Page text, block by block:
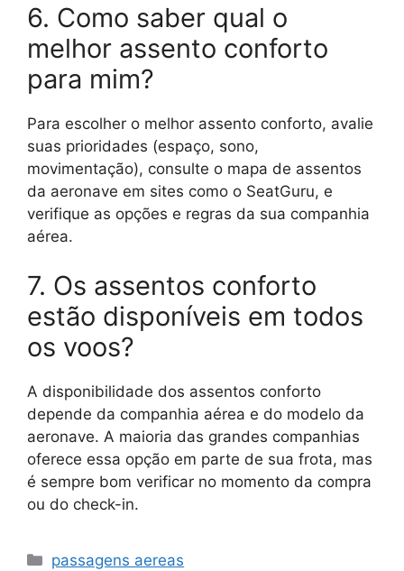
6. Como saber qual o
melhor assento conforto
para mim?
Para escolher o melhor assento conforto, avalie
suas prioridades (espaço, sono,
movimentação), consulte o mapa de assentos
da aeronave em sites como o SeatGuru, e
verifique as opções e regras da sua companhia
aérea.
7. Os assentos conforto
estão disponíveis em todos
os voos?
A disponibilidade dos assentos conforto
depende da companhia aérea e do modelo da
aeronave. A maioria das grandes companhias
oferece essa opção em parte de sua frota, mas
é sempre bom verificar no momento da compra
ou do check-in.
Categorias
passagens aereas